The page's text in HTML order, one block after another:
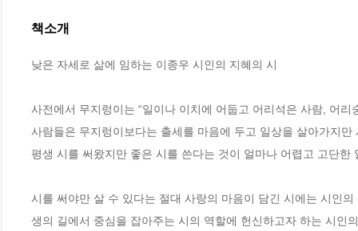
책소개
낮은 자세로 삶에 임하는 이종우 시인의 지혜의 시
사전에서 무지렁이는 “일이나 이치에 어둡고 어리석은 사람, 어
사람들은 무지렁이보다는 출세를 마음에 두고 일상을 살아가지
평생 시를 써왔지만 좋은 시를 쓴다는 것이 얼마나 어렵고 고단한
시를 써야만 살 수 있다는 절대 사랑의 마음이 담긴 시에는 시인
생의 길에서 중심을 잡아주는 시의 역할에 헌신하고자 하는 시인